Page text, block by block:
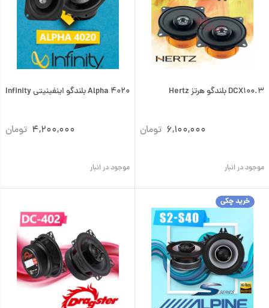
DCX100.3 بلندگو هرتز Hertz
6,100,000 تومان
موجود در انبار
Alpha 4020 بلندگو اینفینیتی Infinity
4,200,000 تومان
موجود در انبار
خرید چکی